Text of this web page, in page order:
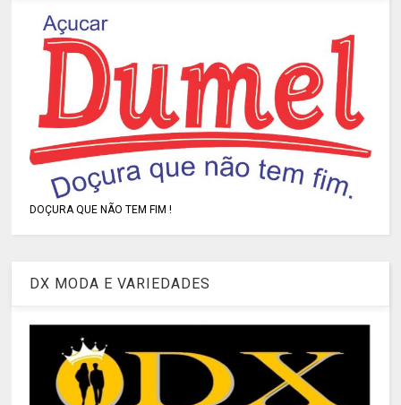
DOÇURA QUE NÃO TEM FIM !
DX MODA E VARIEDADES